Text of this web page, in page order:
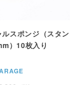
スポンジ（スタン
）10枚入り